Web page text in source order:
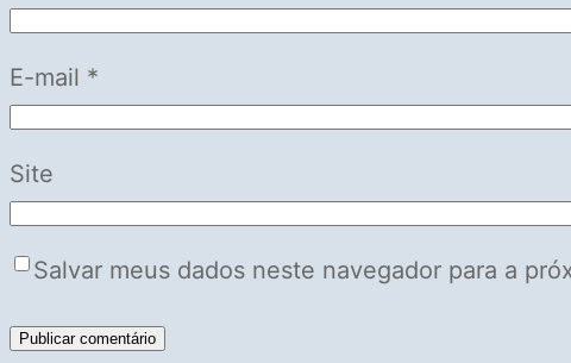
E-mail *
Site
Salvar meus dados neste navegador para a